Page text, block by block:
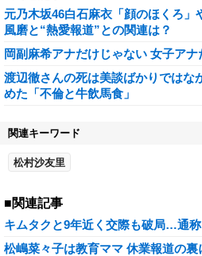
元乃木坂46白石麻衣「顔のほくろ」
風磨と“熱愛報道”との関連は？
岡副麻希アナだけじゃない 女子ア
渡辺徹さんの死は美談ばかりでは
めた「不倫と牛飲馬食」
関連キーワード
松村沙友里
■関連記事
キムタクと9年近く交際も破局…通
松嶋菜々子は教育ママ 休業報道の